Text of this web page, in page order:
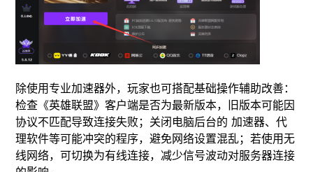
除使用专业加速器外，玩家也可搭配基础操作辅助改善：
检查《英雄联盟》客户端是否为最新版本，旧版本可能因
协议不匹配导致连接失败；关闭电脑后台的 加速器、代
理软件等可能冲突的程序，避免网络设置混乱；若使用无
线网络，可切换为有线连接，减少信号波动对服务器连接